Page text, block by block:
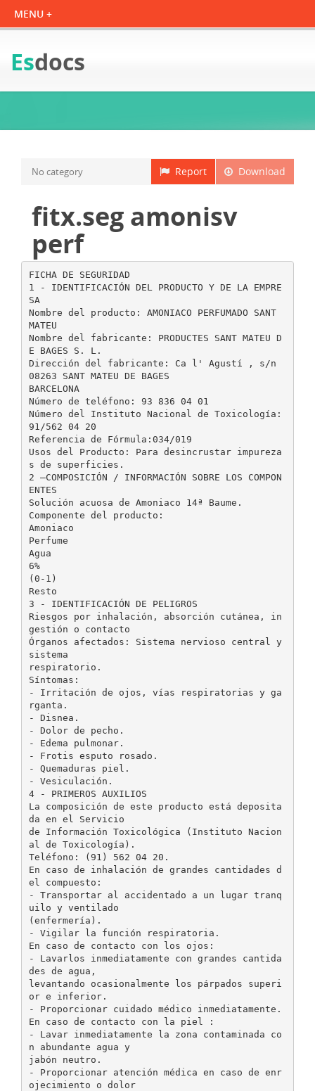
Esdocs
Download
Report
No category
fitx.seg amonisv
perf
FICHA DE SEGURIDAD
1 - IDENTIFICACIÓN DEL PRODUCTO Y DE LA EMPRE
SA
Nombre del producto: AMONIACO PERFUMADO SANT
MATEU
Nombre del fabricante: PRODUCTES SANT MATEU D
E BAGES S. L.
Dirección del fabricante: Ca l' Agustí , s/n
08263 SANT MATEU DE BAGES
BARCELONA
Número de teléfono: 93 836 04 01
Número del Instituto Nacional de Toxicología:
91/562 04 20
Referencia de Fórmula:034/019
Usos del Producto: Para desincrustar impureza
s de superficies.
2 –COMPOSICIÓN / INFORMACIÓN SOBRE LOS COMPON
ENTES
Solución acuosa de Amoniaco 14ª Baume.
Componente del producto:
Amoniaco
Perfume
Agua
6%
(0-1)
Resto
3 - IDENTIFICACIÓN DE PELIGROS
Riesgos por inhalación, absorción cutánea, in
gestión o contacto
Órganos afectados: Sistema nervioso central y
sistema
respiratorio.
Síntomas:
- Irritación de ojos, vías respiratorias y ga
rganta.
- Disnea.
- Dolor de pecho.
- Edema pulmonar.
- Frotis esputo rosado.
- Quemaduras piel.
- Vesiculación.
4 - PRIMEROS AUXILIOS
La composición de este producto está deposita
da en el Servicio
de Información Toxicológica (Instituto Nacion
al de Toxicología).
Teléfono: (91) 562 04 20.
En caso de inhalación de grandes cantidades d
el compuesto:
- Transportar al accidentado a un lugar tranq
uilo y ventilado
(enfermería).
- Vigilar la función respiratoria.
En caso de contacto con los ojos:
- Lavarlos inmediatamente con grandes cantida
des de agua,
levantando ocasionalmente los párpados superi
or e inferior.
- Proporcionar cuidado médico inmediatamente.
En caso de contacto con la piel :
- Lavar inmediatamente la zona contaminada co
n abundante agua y
jabón neutro.
- Proporcionar atención médica en caso de enr
ojecimiento o dolor